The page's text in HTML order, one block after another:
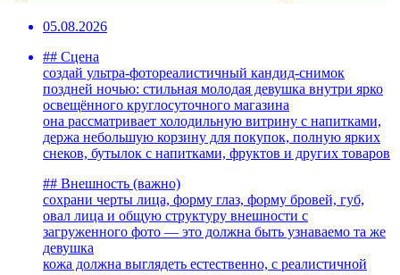
05.08.2026
## Сцена
создай ультра-фотореалистичный кандид-снимок
поздней ночью: стильная молодая девушка внутри ярко
освещённого круглосуточного магазина
она рассматривает холодильную витрину с напитками,
держа небольшую корзину для покупок, полную ярких
снеков, бутылок с напитками, фруктов и других товаров
## Внешность (важно)
сохрани черты лица, форму глаз, форму бровей, губ,
овал лица и общую структуру внешности с
загруженного фото — это должна быть узнаваемо та же
девушка
кожа должна выглядеть естественно, с реалистичной